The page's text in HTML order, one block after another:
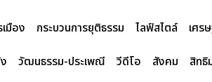
มือง กระบวนการยุติธรรม ไลฟ์สไตล์ เศร
วัฒนธรรม-ประเพณี วีดีโอ สังคม สิทธิ